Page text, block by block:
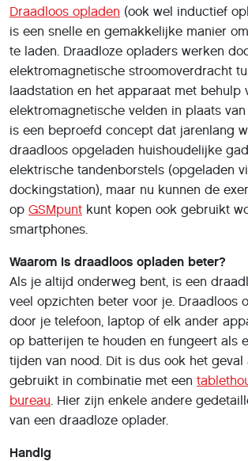
Draadloos opladen (ook wel inductief
is een snelle en gemakkelijke manier
te laden. Draadloze opladers werken
elektromagnetische stroomoverdracht
laadstation en het apparaat met behulp
elektromagnetische velden in plaats van
is een beproefd concept dat jarenlang
draadloos opgeladen huishoudelijke
elektrische tandenborstels (opgeladen
dockingstation), maar nu kunnen de
op GSMpunt kunt kopen ook gebruikt
smartphones.
Waarom is draadloos opladen beter?
Als je altijd onderweg bent, is een
veel opzichten beter voor je. Draadloos
door je telefoon, laptop of elk ander
op batterijen te houden en fungeert als
tijden van nood. Dit is dus ook het geval
gebruikt in combinatie met een
bureau. Hier zijn enkele andere
van een draadloze oplader.
Handig